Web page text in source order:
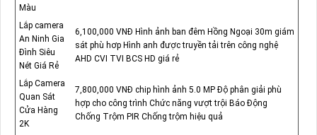
Màu
Lắp camera
An Ninh Gia
Đình Siêu
Nét Giá Rẻ
6,100,000 VNĐ Hình ảnh ban đêm Hồng Ngoại 30m giám
sát phù hơp Hình anh được truyền tải trên công nghệ
AHD CVI TVI BCS HD giá rẻ
Lắp Camera
Quan Sát
Cửa Hàng
2K
7,800,000 VNĐ chip hình ảnh 5.0 MP Độ phân giải phù
hợp cho công trình Chức năng vượt trội Báo Động
Chống Trộm PIR Chống trộm hiệu quả